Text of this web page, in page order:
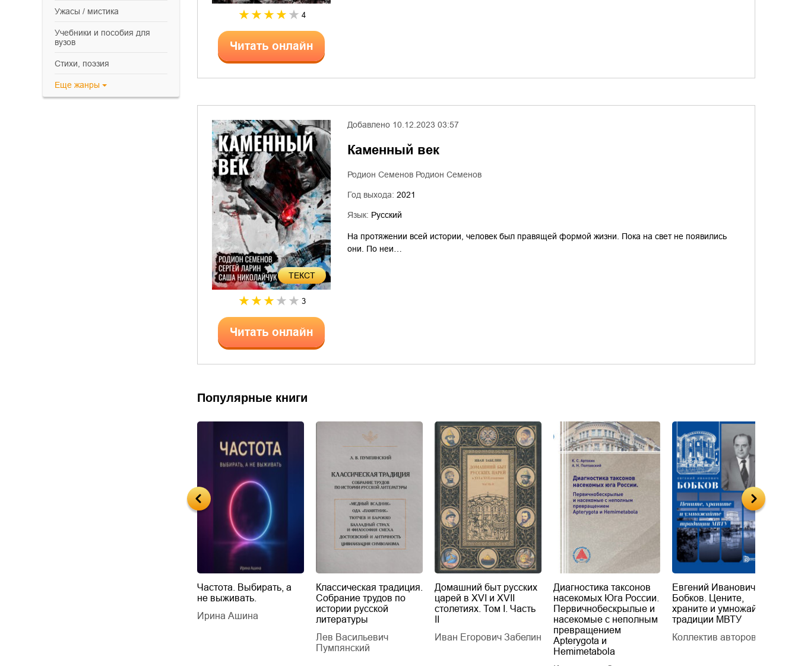
ужасы / мистика
учебники и пособия для
вузов
cтихи, поэзия
Еще жанры
4
Читать онлайн
ТЕКСТ
3
Читать онлайн
Добавлено 10.12.2023 03:57
Каменный век
Родион Семенов Родион Семенов
Год выхода: 2021
Язык: Русский
На протяжении всей истории, человек был правящей формой жизни. Пока на свет не появились
они. По неи…
Популярные книги
Частота. Выбирать, а
не выживать.
Ирина Ашина
Классическая традиция.
Собрание трудов по
истории русской
литературы
Лев Васильевич
Пумпянский
Домашний быт русских
царей в XVI и XVII
столетиях. Том I. Часть
Иван Егорович Забелин
Диагностика таксонов
насекомых Юга России.
Первичнобескрылые и
насекомые с неполным
превращением
Apterygota и
Hemimetabola
Евгений Иванович
Бобков. Цените,
храните и умножайте
традиции МВТУ
Коллектив авторов